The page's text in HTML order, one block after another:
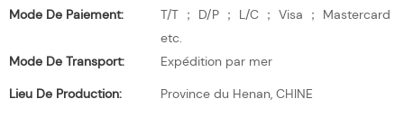
Mode De Paiement:
T/T ； D/P ； L/C ； Visa ； Mastercard
etc.
Mode De Transport:
Expédition par mer
Lieu De Production:
Province du Henan, CHINE